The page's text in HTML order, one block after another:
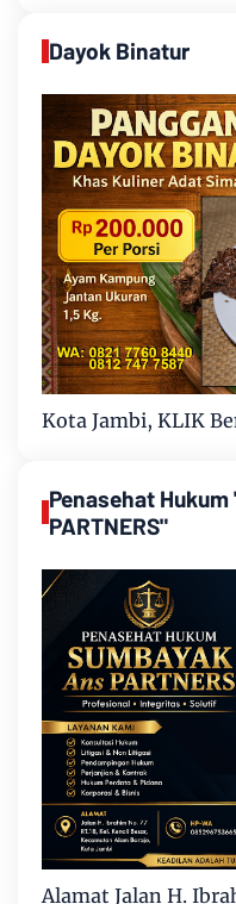
Dayok Binatur
Kota Jambi, KLIK
Penasehat Hukum
PARTNERS"
Alamat Jalan H.